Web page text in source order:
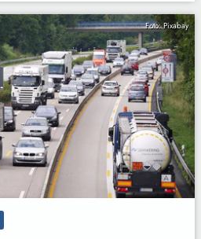
Foto: Pixabay